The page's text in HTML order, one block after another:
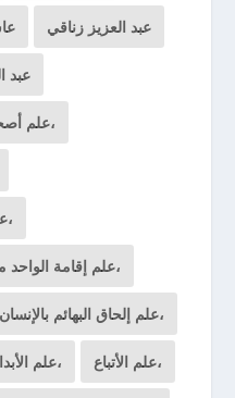
عبد العزيز زناقي
عبد
علم أصحاب الفترات ما حكمهم عند الله،
علم إقامة البراهين على الدّعاوى،
علم إقامة الواحد مقام الجميع في أي موطن يكون،
علم إلحاق البهائم بالإنسان في حكم ما من أحكام الشرائع،
علم الأبدال، علم الأتباع،